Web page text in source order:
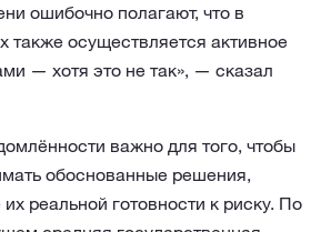
ошибочно полагают, что в
также осуществляется активное
— хотя это не так», — сказал
важно для того, чтобы
обоснованные решения,
реальной готовности к риску. По